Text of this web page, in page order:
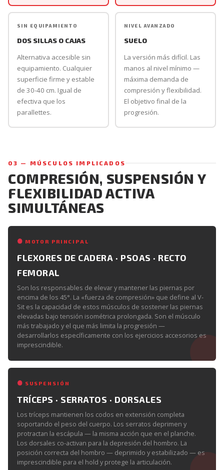
SIN EQUIPAMIENTO
DOS SILLAS O CAJAS
Alternativa accesible sin
equipamiento. Cualquier
superficie firme y estable
de 30-40 cm. Igual de
efectiva que los
parallettes.
NIVEL AVANZADO
SUELO
La versión más difícil. Las
manos al nivel mínimo —
máxima demanda de
compresión y flexibilidad.
El objetivo final de la
progresión.
03 — MÚSCULOS IMPLICADOS
COMPRESIÓN, SUSPENSIÓN Y
FLEXIBILIDAD ACTIVA
SIMULTÁNEAS
MOTOR PRINCIPAL
FLEXORES DE CADERA · PSOAS · RECTO
FEMORAL
Son los responsables de elevar y mantener las piernas por
encima de los 45°. La «fuerza de compresión» que define al V-
Sit es la capacidad de estos músculos de sostener las piernas
elevadas bajo tensión isométrica prolongada. Son el músculo
más trabajado y el que más limita la progresión —
desarrollarlos específicamente con los ejercicios accesorios es
imprescindible.
SUSPENSIÓN
TRÍCEPS · SERRATOS · DORSALES
Los tríceps mantienen los codos en extensión completa
soportando el peso del cuerpo. Los serratos deprimen y
protractan la escápula — la misma acción que en el planche.
Los dorsales co-activan para la depresión del hombro. La
posición correcta del hombro — deprimido y estabilizado — es
imprescindible para el hold y protege la articulación.